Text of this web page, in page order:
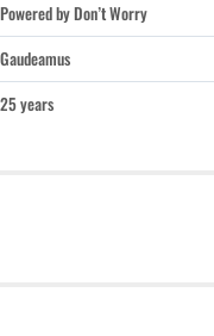
Powered by Don’t Worry
Gaudeamus
25 years